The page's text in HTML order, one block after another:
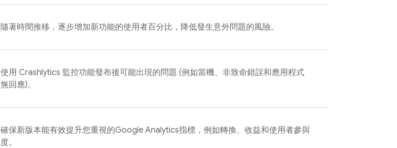
隨著時間推移，逐步增加新功能的使用者百分比，降低發生意外問題的風險。
使用 Crashlytics 監控功能發布後可能出現的問題 (例如當機、非致命錯誤和應用程式
無回應)。
確保新版本能有效提升您重視的Google Analytics指標，例如轉換、收益和使用者參與
度。